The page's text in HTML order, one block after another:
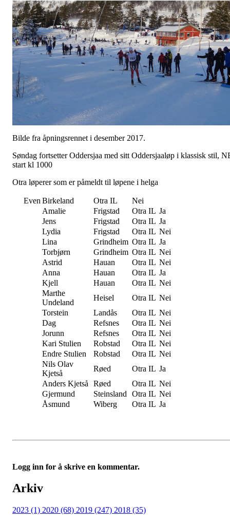
Bilde fra åpningsrennet i desember 2017.
Søndag fortsetter Oddersjaa med sitt Oddersjaaløp i klassisk stil,
start kl 1000
Otra løperer som er påmeldt til løpene i helga
Even Birkeland Otra IL
Nei
Amalie
Frigstad Otra IL Ja
Jens
Frigstad Otra IL Ja
Lydia
Frigstad Otra IL Nei
Lina
Grindheim Otra IL Ja
Torbjørn
Grindheim Otra IL Nei
Astrid
Hauan Otra IL Nei
Anna
Hauan Otra IL Ja
Kjell
Hauan Otra IL Nei
Marthe
Undeland
Heisel Otra IL Nei
Torstein
Landås Otra IL Nei
Dag
Refsnes Otra IL Nei
Jorunn
Refsnes Otra IL Nei
Kari Stulien
Robstad Otra IL Nei
Endre Stulien
Robstad Otra IL Nei
Nils Olav
Kjetså
Røed Otra IL Ja
Anders Kjetså
Røed Otra IL Nei
Gjermund
Steinsland Otra IL Nei
Åsmund
Wiberg Otra IL Ja
Logg inn for å skrive en kommentar.
Arkiv
2023 (1) 2020 (68) 2019 (247) 2018 (35)